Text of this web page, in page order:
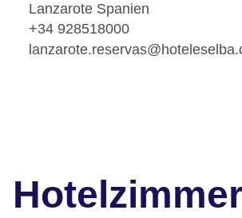
Lanzarote Spanien
+34 928518000